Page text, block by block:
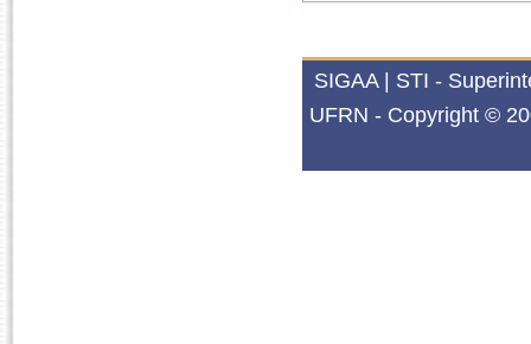
SIGAA | STI -
UFRN - Copyright ©